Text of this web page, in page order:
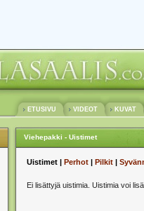
ETUSIVU VIDEOT KUVAT
Viehepakki - Uistimet
Uistimet | Perhot | Pilkit |
Ei lisättyjä uistimia. Uistimia voi